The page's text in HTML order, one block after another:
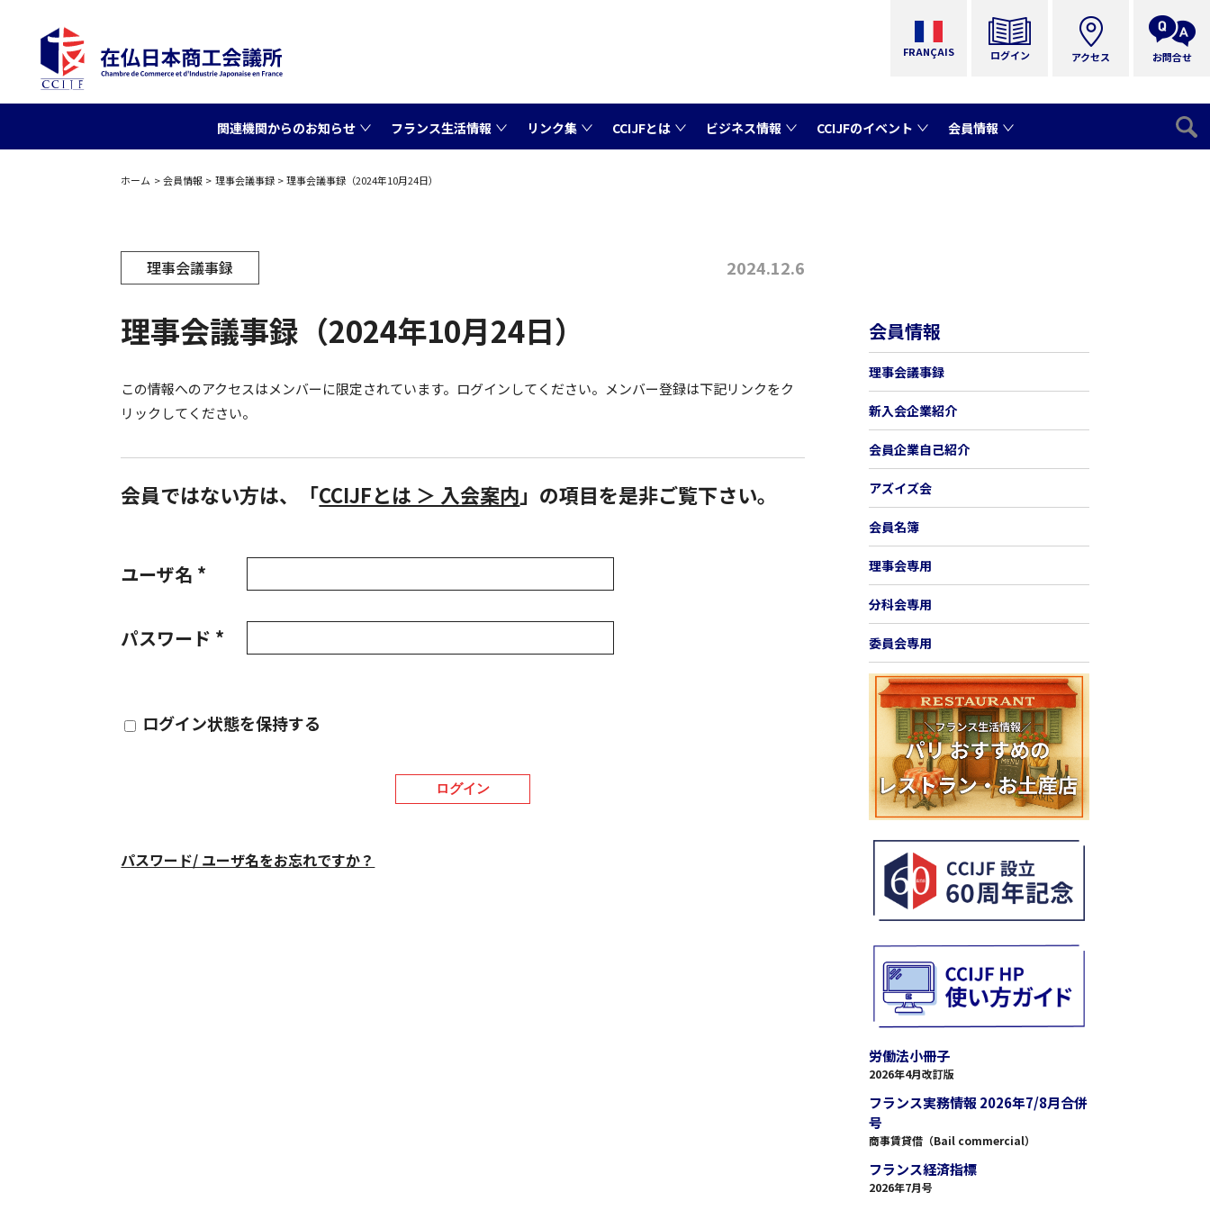
FRANÇAIS ログイン
関連機関からのお知らせ フランス生活情報 リンク集 CCIJFとは ビジネス情報 CCIJFのイベント 会員情報
アクセス お問合せ
ホーム 会員情報 理事会議事録 理事会議事録（2024年10月24日）
理事会議事録 2024.12.6
理事会議事録（2024年10月24日）
この情報へのアクセスはメンバーに限定されています。ログインしてください。メンバー登録は下記リンクをク
リックしてください。
会員ではない方は、「CCIJFとは ＞ 入会案内」の項目を是非ご覧下さい。
ユーザ名 *
パスワード *
ログイン状態を保持する
ログイン
パスワード/ ユーザ名をお忘れですか？
会員情報
理事会議事録
新入会企業紹介
会員企業自己紹介
アズイズ会
会員名簿
理事会専用
分科会専用
委員会専用
労働法小冊子
2026年4月改訂版
フランス実務情報 2026年7/8月合併
号
商事賃貸借（Bail commercial）
フランス経済指標
2026年7月号